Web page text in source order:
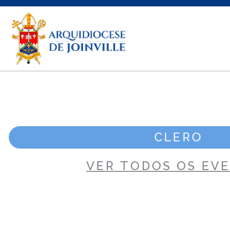
CLERO
VER TODOS OS